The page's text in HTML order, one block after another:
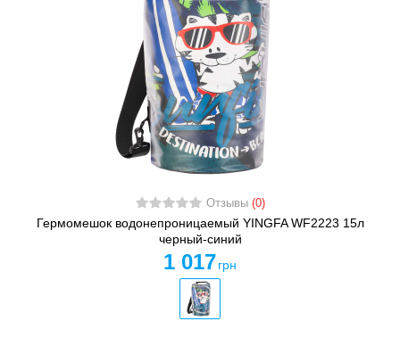
Отзывы (0)
Гермомешок водонепроницаемый YINGFA WF2223 15л
черный-синий
1 017 грн